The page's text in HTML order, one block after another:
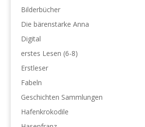
Bilderbücher
Die bärenstarke Anna
Digital
erstes Lesen (6-8)
Erstleser
Fabeln
Geschichten Sammlungen
Hafenkrokodile